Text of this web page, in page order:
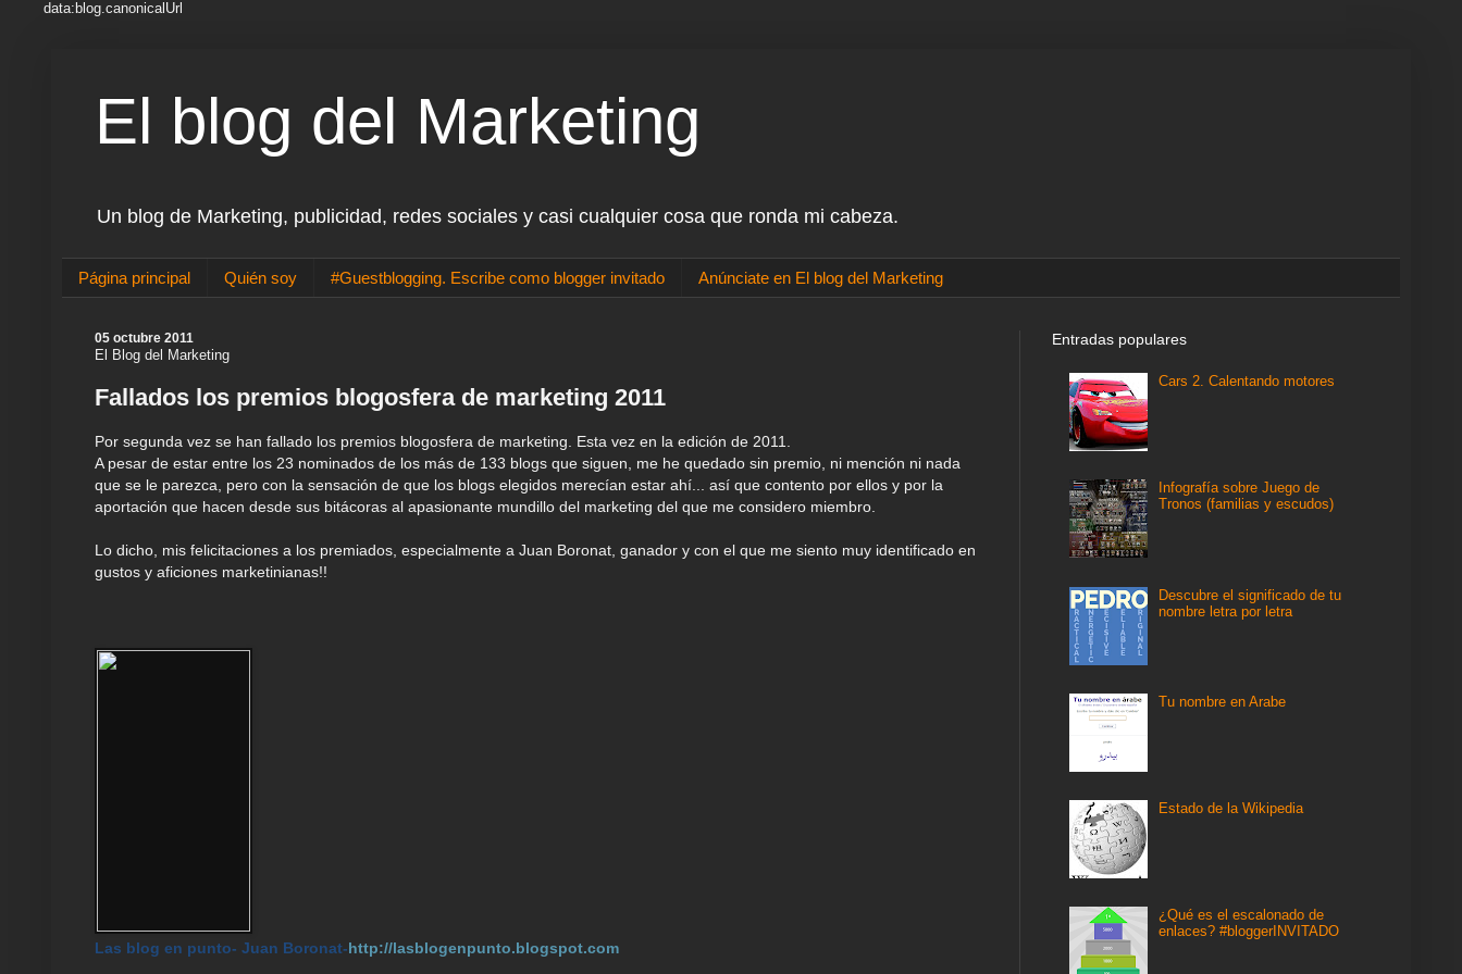
data:blog.canonicalUrl
El blog del Marketing
Un blog de Marketing, publicidad, redes sociales y casi cualquier cosa que ronda mi cabeza.
Página principal Quién soy #Guestblogging. Escribe como blogger invitado Anúnciate en El blog del Marketing
05 octubre 2011
El Blog del Marketing
Fallados los premios blogosfera de marketing 2011
Por segunda vez se han fallado los premios blogosfera de marketing. Esta vez en la edición de 2011.
A pesar de estar entre los 23 nominados de los más de 133 blogs que siguen, me he quedado sin premio, ni mención ni nada
que se le parezca, pero con la sensación de que los blogs elegidos merecían estar ahí... así que contento por ellos y por la
aportación que hacen desde sus bitácoras al apasionante mundillo del marketing del que me considero miembro.
Lo dicho, mis felicitaciones a los premiados, especialmente a Juan Boronat, ganador y con el que me siento muy identificado en
gustos y aficiones marketinianas!!
Las blog en punto- Juan Boronat-http://lasblogenpunto.blogspot.com
Entradas populares
Cars 2. Calentando motores
Infografía sobre Juego de
Tronos (familias y escudos)
Descubre el significado de tu
nombre letra por letra
Tu nombre en Arabe
Estado de la Wikipedia
¿Qué es el escalonado de
enlaces? #bloggerINVITADO